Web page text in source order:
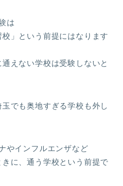
は
」という前提にはなります
えない学校は受験しないと
でも奥地すぎる学校も外し
やインフルエンザなど
に、通う学校という前提で